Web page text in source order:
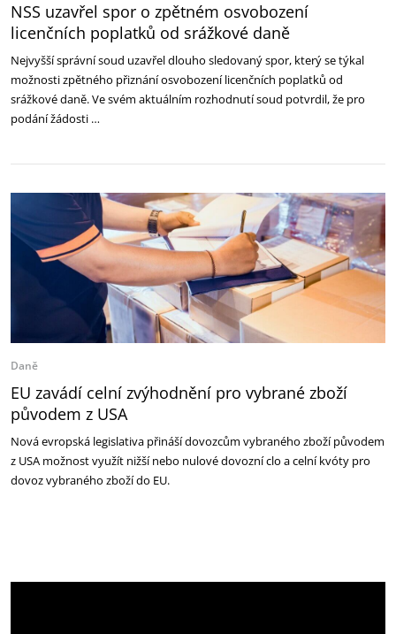
NSS uzavřel spor o zpětném osvobození
licenčních poplatků od srážkové daně
Nejvyšší správní soud uzavřel dlouho sledovaný spor, který se týkal
možnosti zpětného přiznání osvobození licenčních poplatků od
srážkové daně. Ve svém aktuálním rozhodnutí soud potvrdil, že pro
podání žádosti …
Daně
EU zavádí celní zvýhodnění pro vybrané zboží
původem z USA
Nová evropská legislativa přináší dovozcům vybraného zboží původem
z USA možnost využít nižší nebo nulové dovozní clo a celní kvóty pro
dovoz vybraného zboží do EU.